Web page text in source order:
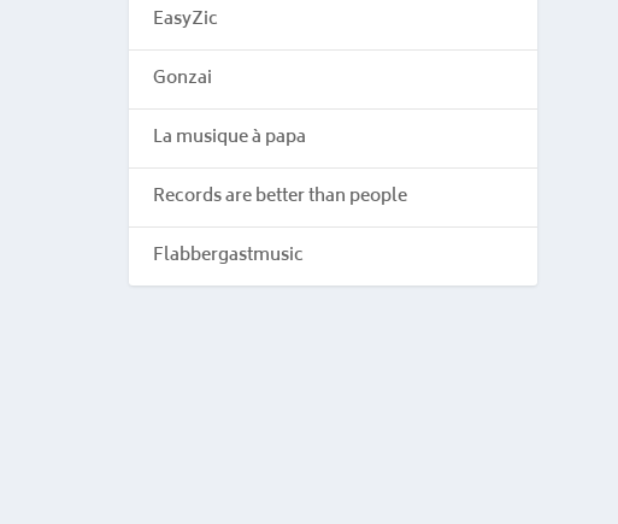
EasyZic
Gonzai
La musique à papa
Records are better than people
Flabbergastmusic